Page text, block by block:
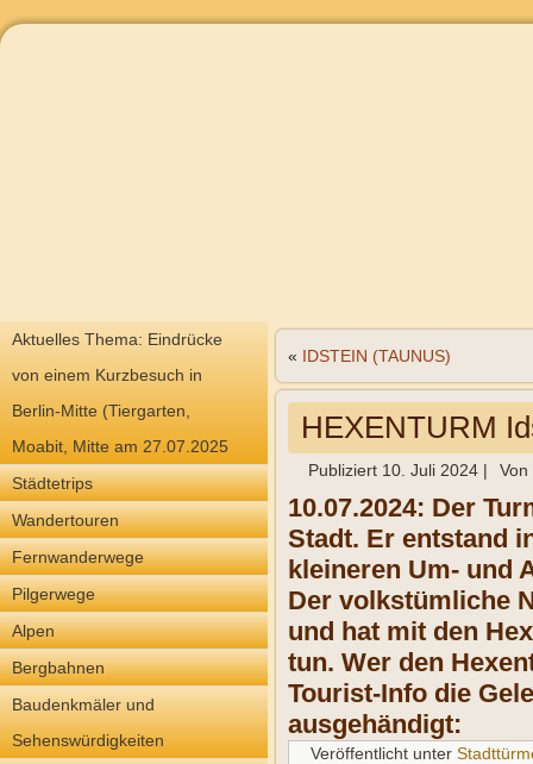
Aktuelles Thema: Eindrücke
von einem Kurzbesuch in
Berlin-Mitte (Tiergarten,
Moabit, Mitte am 27.07.2025
Städtetrips
Wandertouren
Fernwanderwege
Pilgerwege
Alpen
Bergbahnen
Baudenkmäler und
Sehenswürdigkeiten
« IDSTEIN (TAUNUS)
HEXENTURM
Publiziert 10. Juli 2024 | Von
10.07.2024: Der
Stadt. Er entstand
kleineren Um- und
Der volkstümliche
und hat mit den
tun. Wer den
Tourist-Info die
ausgehändigt:
Veröffentlicht unter